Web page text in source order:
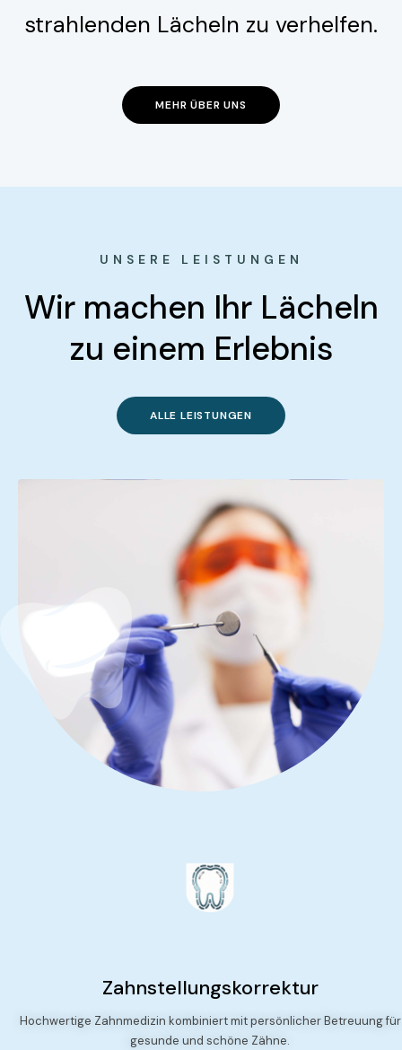
strahlenden Lächeln zu verhelfen.
MEHR ÜBER UNS
UNSERE LEISTUNGEN
Wir machen Ihr Lächeln
zu einem Erlebnis
ALLE LEISTUNGEN
Zahnstellungskorrektur
Hochwertige Zahnmedizin kombiniert mit persönlicher Betreuung für
gesunde und schöne Zähne.